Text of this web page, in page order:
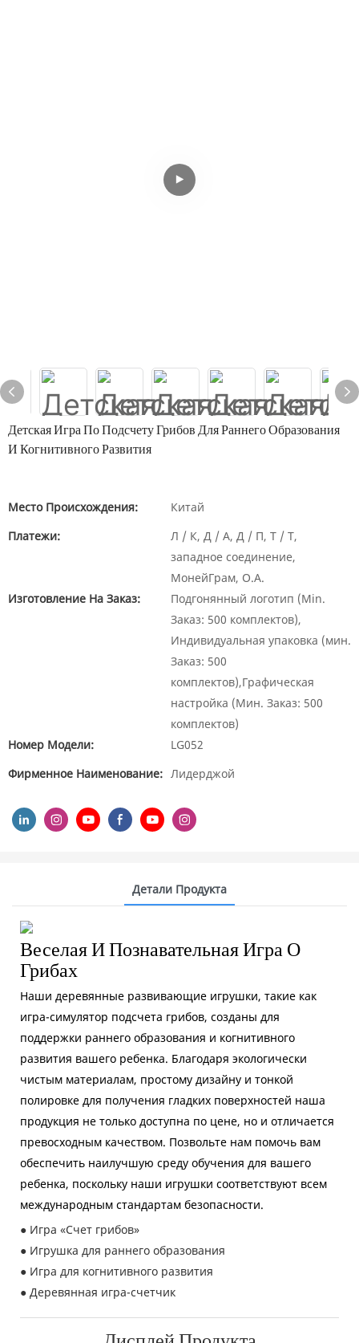
Детская Игра По Подсчету Грибов Для Раннего Образования
И Когнитивного Развития
Место Происхождения:
Китай
Платежи:
Л / К, Д / А, Д / П, Т / Т,
западное соединение,
МонейГрам, О.А.
Изготовление На Заказ:
Подгонянный логотип (Min.
Заказ: 500 комплектов),
Индивидуальная упаковка (мин.
Заказ: 500
комплектов),Графическая
настройка (Мин. Заказ: 500
комплектов)
Номер Модели:
LG052
Фирменное Наименование: Лидерджой
Детали Продукта
Веселая И Познавательная Игра О
Грибах
Наши деревянные развивающие игрушки, такие как
игра-симулятор подсчета грибов, созданы для
поддержки раннего образования и когнитивного
развития вашего ребенка. Благодаря экологически
чистым материалам, простому дизайну и тонкой
полировке для получения гладких поверхностей наша
продукция не только доступна по цене, но и отличается
превосходным качеством. Позвольте нам помочь вам
обеспечить наилучшую среду обучения для вашего
ребенка, поскольку наши игрушки соответствуют всем
международным стандартам безопасности.
● Игра «Счет грибов»
● Игрушка для раннего образования
● Игра для когнитивного развития
● Деревянная игра-счетчик